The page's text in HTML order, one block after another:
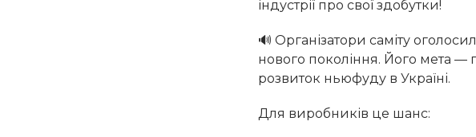
індустрії про свої здобутки!
🔊 Організатори саміту
нового покоління. Його мета —
розвиток ньюфуду в Україні.
Для виробників це шанс: